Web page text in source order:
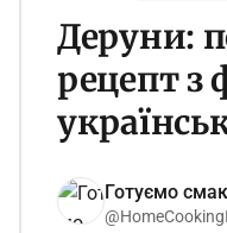
Деруни:
рецепт з
Готуємо